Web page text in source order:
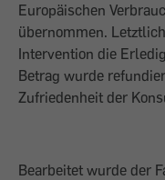
Europäischen
übernommen.
Intervention die
Betrag wurde
Zufriedenheit der
Bearbeitet wurde der